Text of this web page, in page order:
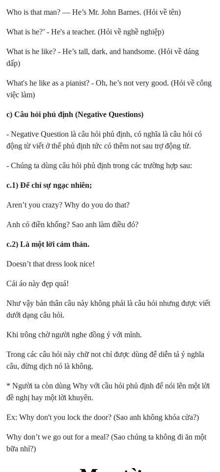
Who is that man? — He’s Mr. John Barnes. (Hỏi về tên)
What is he?’ - He's a teacher. (Hỏi về nghề nghiệp)
What is he like? - He’s tall, dark, and handsome. (Hỏi về dáng
dấp)
What's he like as a pianist? - Oh, he’s not very good. (Hỏi về công
việc làm)
c) Câu hỏi phủ định (Negative Questions)
- Negative Question là câu hỏi phủ định, có nghĩa là câu hỏi có
động từ viết ở thể phủ định tức có thêm not sau trợ động từ.
- Chúng ta dùng câu hỏi phủ định trong các trường hợp sau:
c.1) Để chỉ sự ngạc nhiên;
Aren’t you crazy? Why do you do that?
Anh có điền khống? Sao anh làm điều đó?
c.2) Là một lời cảm thán.
Doesn’t that dress look nice!
Cái áo này đẹp quá!
Như vậy bản thân câu này không phải là câu hỏi nhưng được viết
dưới dạng câu hỏi.
Khi trông chờ người nghe đồng ý với mình.
Trong các câu hỏi này chữ not chỉ được dùng để diễn tả ý nghĩa
câu, đừng dịch nó là không.
* Người ta còn dùng Why với cầu hỏi phủ định để nói lên một lời
đề nghị hay một lời khuyên.
Ex: Why don't you lock the door? (Sao anh không khóa cửa?)
Why don’t we go out for a meal? (Sao chúng ta không đi ăn một
bữa nhỉ?)